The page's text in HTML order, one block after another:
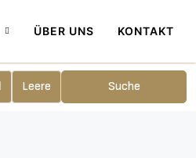
ÜBER UNS KONTAKT
Leere Suche